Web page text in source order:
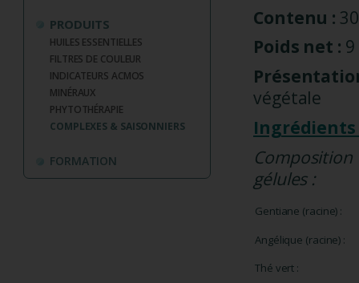
PRODUITS
HUILES ESSENTIELLES
FILTRES DE COULEUR
INDICATEURS ACMOS
MINÉRAUX
PHYTOTHÉRAPIE
COMPLEXES & SAISONNIERS
FORMATION
Contenu :
Poids net :
végétale
Ingrédients
gélules :
Gentiane (racine) :
Angélique (racine) :
Thé vert :